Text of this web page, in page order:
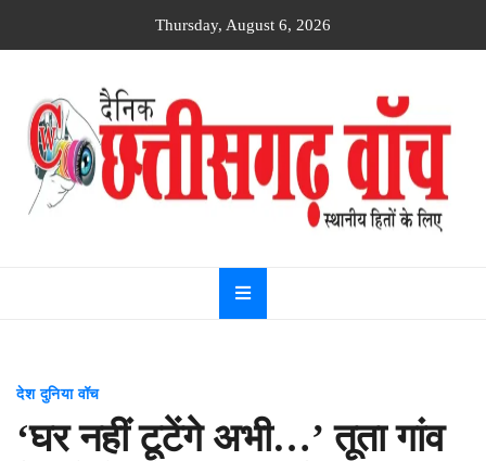
Thursday, August 6, 2026
Dainik
Chhattisgarh
watch
देश दुनिया वॉच
‘घर नहीं टूटेंगे अभी…’ तूता गांव